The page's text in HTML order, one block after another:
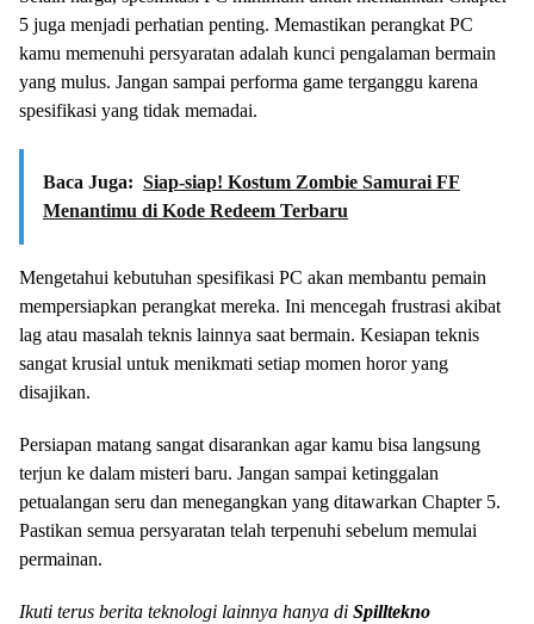
5 juga menjadi perhatian penting. Memastikan perangkat PC
kamu memenuhi persyaratan adalah kunci pengalaman bermain
yang mulus. Jangan sampai performa game terganggu karena
spesifikasi yang tidak memadai.
Baca Juga: Siap-siap! Kostum Zombie Samurai FF
Menantimu di Kode Redeem Terbaru
Mengetahui kebutuhan spesifikasi PC akan membantu pemain
mempersiapkan perangkat mereka. Ini mencegah frustrasi akibat
lag atau masalah teknis lainnya saat bermain. Kesiapan teknis
sangat krusial untuk menikmati setiap momen horor yang
disajikan.
Persiapan matang sangat disarankan agar kamu bisa langsung
terjun ke dalam misteri baru. Jangan sampai ketinggalan
petualangan seru dan menegangkan yang ditawarkan Chapter 5.
Pastikan semua persyaratan telah terpenuhi sebelum memulai
permainan.
Ikuti terus berita teknologi lainnya hanya di Spilltekno